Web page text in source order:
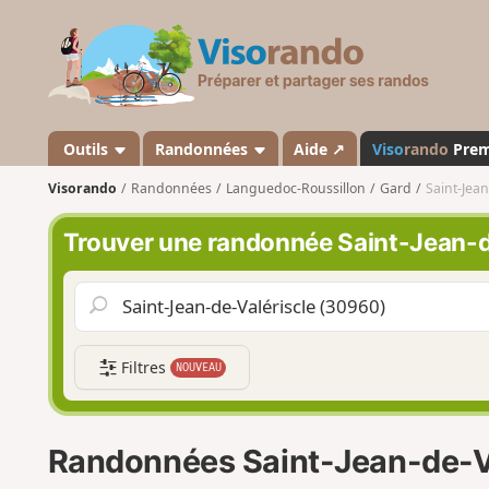
s
a
n
d
o
Outils Randonnées Aide ↗ Visorando
Visorando Randonnées Languedoc-Roussillon Gard Saint-
Trouver une randonnée Saint-Jean-
Filtres NOUVEAU
Randonnées Saint-Jean-de-